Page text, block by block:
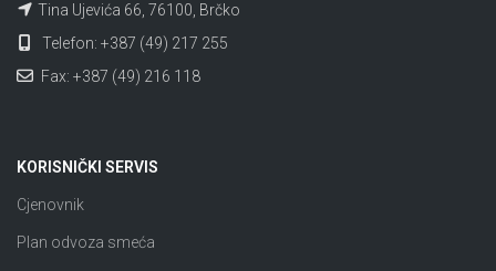
Tina Ujevića 66, 76100, Brčko
Telefon: +387 (49) 217 255
Fax: +387 (49) 216 118
KORISNIČKI SERVIS
Cjenovnik
Plan odvoza smeća